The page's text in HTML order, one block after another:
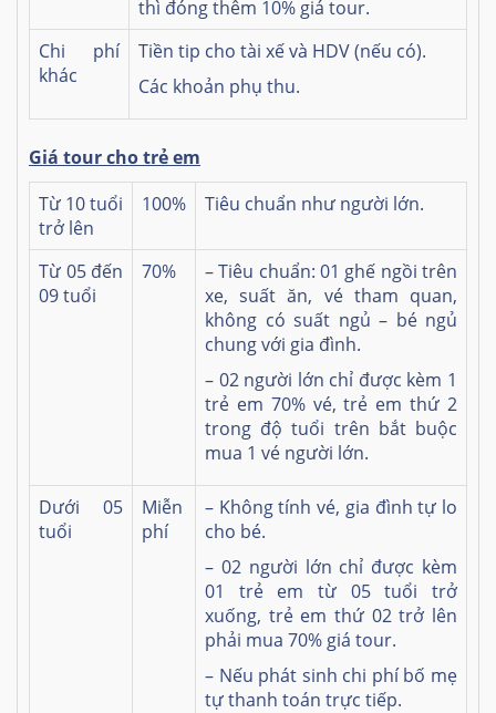
thì đóng thêm 10% giá tour.
Chi phí
khác
Tiền tip cho tài xế và HDV (nếu có).
Các khoản phụ thu.
Giá tour cho trẻ em
Từ 10 tuổi
trở lên
100% Tiêu chuẩn như người lớn.
Từ 05 đến
09 tuổi
70%
– Tiêu chuẩn: 01 ghế ngồi trên
xe, suất ăn, vé tham quan,
không có suất ngủ – bé ngủ
chung với gia đình.
– 02 người lớn chỉ được kèm 1
trẻ em 70% vé, trẻ em thứ 2
trong độ tuổi trên bắt buộc
mua 1 vé người lớn.
Dưới 05
tuổi
Miễn
phí
– Không tính vé, gia đình tự lo
cho bé.
– 02 người lớn chỉ được kèm
01 trẻ em từ 05 tuổi trở
xuống, trẻ em thứ 02 trở lên
phải mua 70% giá tour.
– Nếu phát sinh chi phí bố mẹ
tự thanh toán trực tiếp.